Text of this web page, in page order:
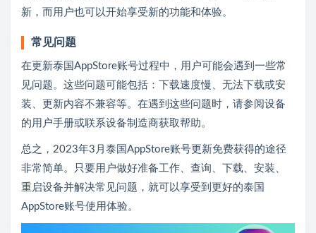
新，而用户也可以开始享受新的功能和体验。
常见问题
在更新泰国AppStore账号过程中，用户可能会遇到一些常
见问题。这些问题可能包括：下载速度慢、无法下载或安
装、更新内容不兼容等。在遇到这些问题时，请参阅设备
的用户手册或联系设备制造商获取帮助。
总之，2023年3月泰国AppStore账号更新免费获得的途径
非常简单。只要用户做好准备工作、查询、下载、安装、
重启设备并解决常见问题，就可以享受到更好的泰国
AppStore账号使用体验。